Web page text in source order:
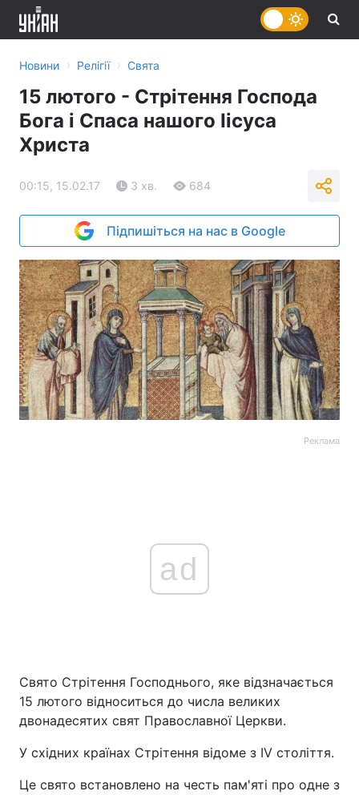
Головна Війна
Новини › Релігії › Свята
15 лютого - Стрітення Господа
Бога і Спаса нашого Іісуса
Христа
00:15, 15.02.17 3 хв. 684
Підпишіться на нас в Google
Реклама
ad
Свято Стрітення Господнього, яке відзначається
15 лютого відноситься до числа великих
двонадесятих свят Православної Церкви.
У східних країнах Стрітення відоме з IV століття.
Це свято встановлено на честь пам'яті про одне з